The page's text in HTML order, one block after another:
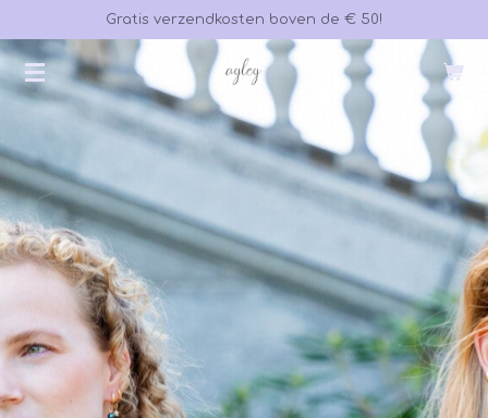
direct
naar
de
Gratis verzendkosten boven de € 50!